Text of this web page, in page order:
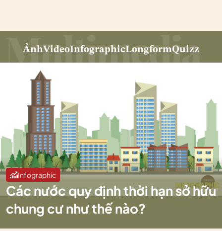
ẢnhVideoInfographicLongformQuizz
Infographic
Các nước quy định thời hạn sở hữu
chung cư như thế nào?